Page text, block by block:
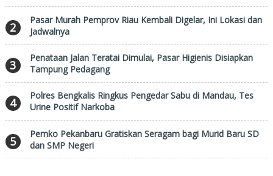
2
Pasar Murah Pemprov Riau Kembali Digelar, Ini Lokasi dan
Jadwalnya
3
Penataan Jalan Teratai Dimulai, Pasar Higienis Disiapkan
Tampung Pedagang
4
Polres Bengkalis Ringkus Pengedar Sabu di Mandau, Tes
Urine Positif Narkoba
5
Pemko Pekanbaru Gratiskan Seragam bagi Murid Baru SD
dan SMP Negeri